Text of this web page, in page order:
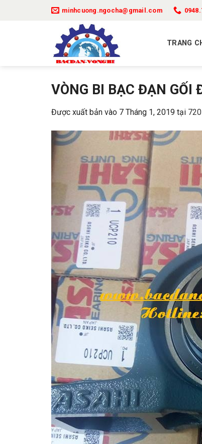
minhcuong.ngocha@gmail.com
TRANG
VÒNG BI BẠC ĐẠN GỐI
Được xuất bản vào 7 Tháng 1, 2019 tại